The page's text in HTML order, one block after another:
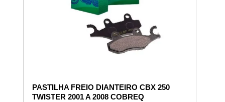
PASTILHA FREIO DIANTEIRO CBX 250
TWISTER 2001 A 2008 COBREQ